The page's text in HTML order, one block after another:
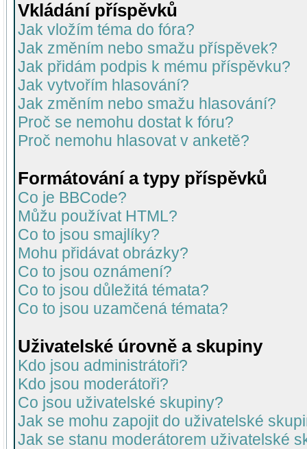
Vkládání příspěvků
Jak vložím téma do fóra?
Jak změním nebo smažu příspěvek?
Jak přidám podpis k mému příspěvku?
Jak vytvořím hlasování?
Jak změním nebo smažu hlasování?
Proč se nemohu dostat k fóru?
Proč nemohu hlasovat v anketě?
Formátování a typy příspěvků
Co je BBCode?
Můžu používat HTML?
Co to jsou smajlíky?
Mohu přidávat obrázky?
Co to jsou oznámení?
Co to jsou důležitá témata?
Co to jsou uzamčená témata?
Uživatelské úrovně a skupiny
Kdo jsou administrátoři?
Kdo jsou moderátoři?
Co jsou uživatelské skupiny?
Jak se mohu zapojit do uživatelské
Jak se stanu moderátorem uživatelské